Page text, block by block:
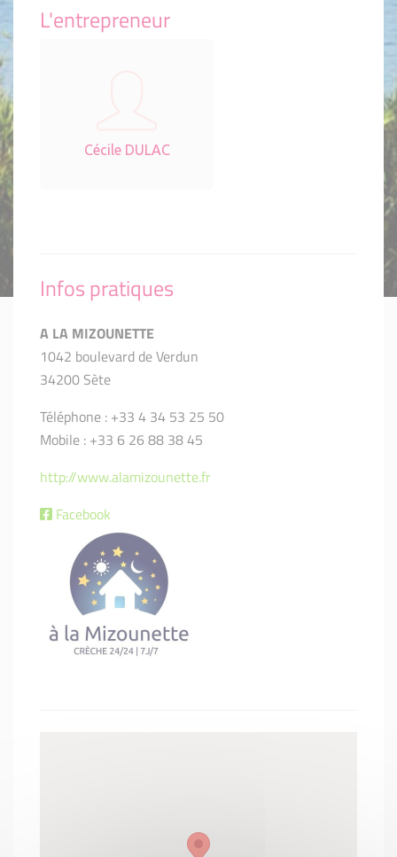
L'entrepreneur
Cécile DULAC
Infos pratiques
A LA MIZOUNETTE
1042 boulevard de Verdun
34200 Sète
Téléphone : +33 4 34 53 25 50
Mobile : +33 6 26 88 38 45
http://www.alamizounette.fr
Facebook